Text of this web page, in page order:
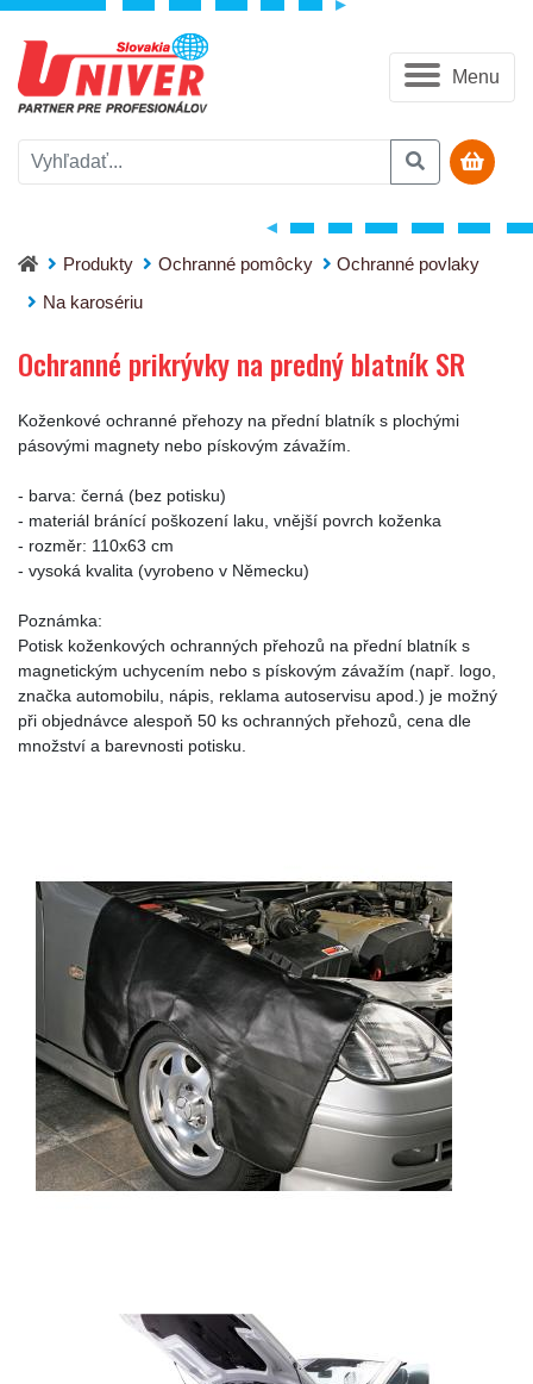
Menu
Produkty Ochranné pomôcky
Ochranné povlaky
Na karosériu
Ochranné prikrývky na predný blatník SR
Ochranné prikrývky na predný blatník SR
Koženkové ochranné přehozy na přední blatník s plochými
pásovými magnety nebo pískovým závažím.
- barva: černá (bez potisku)
- materiál bránící poškození laku, vnější povrch koženka
- rozměr: 110x63 cm
- vysoká kvalita (vyrobeno v Německu)
Poznámka:
Potisk koženkových ochranných přehozů na přední blatník s
magnetickým uchycením nebo s pískovým závažím (např. logo,
značka automobilu, nápis, reklama autoservisu apod.) je možný
při objednávce alespoň 50 ks ochranných přehozů, cena dle
množství a barevnosti potisku.